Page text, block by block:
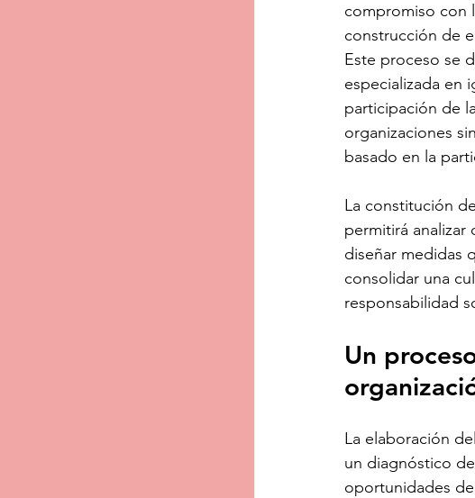
compromiso con
construcción de
Este proceso se
especializada en
participación de
organizaciones
basado en la
La constitución
permitirá
diseñar medidas
consolidar una
responsabilidad
Un
La elaboración
un diagnóstico
oportunidades